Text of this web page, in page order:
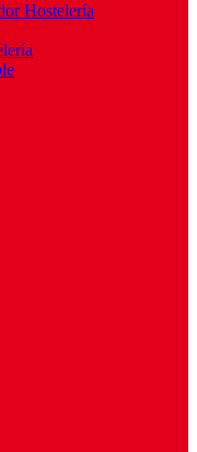
Hostelería